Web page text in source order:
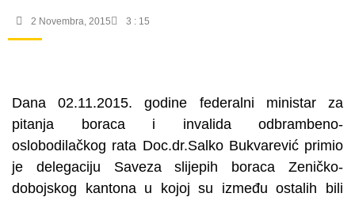
2 Novembra, 2015 3 : 15
Dana 02.11.2015. godine federalni ministar za
pitanja boraca i invalida odbrambeno-
oslobodilačkog rata Doc.dr.Salko Bukvarević primio
je delegaciju Saveza slijepih boraca Zeničko-
dobojskog kantona u kojoj su između ostalih bili